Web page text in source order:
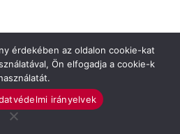
érdekében az oldalon cookie-kat
Ön elfogadja a cookie-k
irányelvek